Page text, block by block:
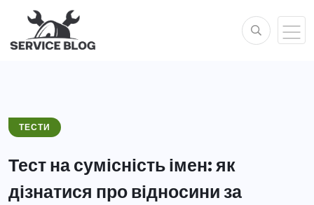
ТЕСТИ
Тест на сумісність імен: як
дізнатися про відносини за